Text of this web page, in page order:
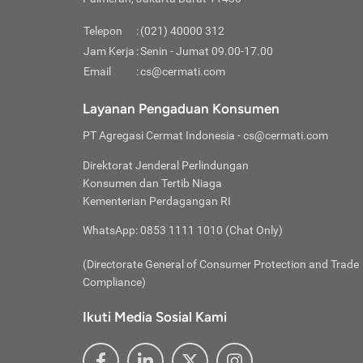
rendah
Jika
Kredit
Telepon :(021) 40000 312
Jam Kerja :Senin - Jumat 09.00-17.00
Email
:cs@cermati.com
Layanan Pengaduan Konsumen
PT Agregasi Cermat Indonesia - cs@cermati.com
Direktorat Jenderal Perlindungan
Konsumen dan Tertib Niaga
Kementerian Perdagangan RI
WhatsApp: 0853 1111 1010 (Chat Only)
(Directorate General of Consumer Protection and Trade
Compliance)
Ikuti Media Sosial Kami